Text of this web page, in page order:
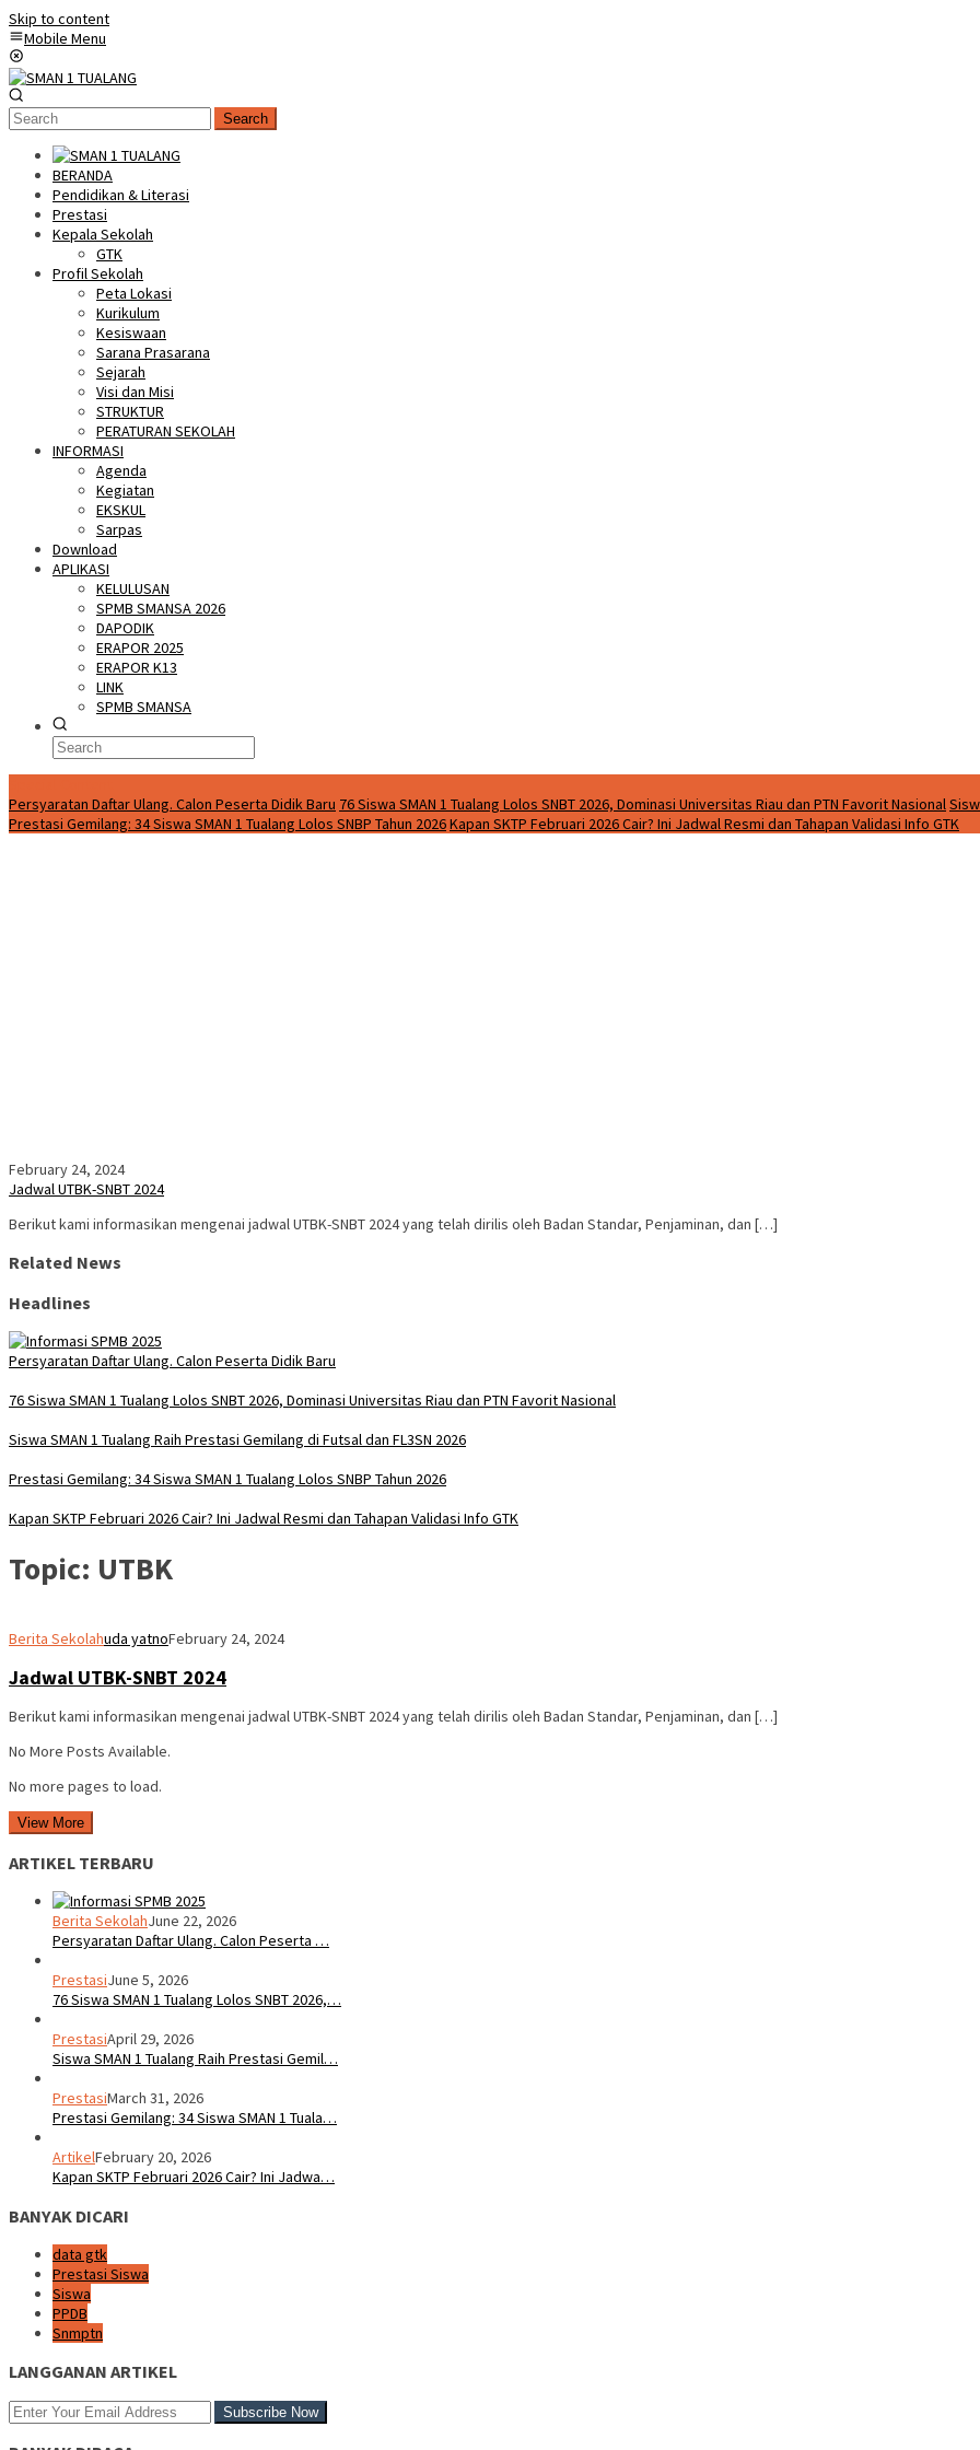
Skip to content
Mobile Menu
Search
BERANDA
Pendidikan & Literasi
Prestasi
Kepala Sekolah
GTK
Profil Sekolah
Peta Lokasi
Kurikulum
Kesiswaan
Sarana Prasarana
Sejarah
Visi dan Misi
STRUKTUR
PERATURAN SEKOLAH
INFORMASI
Agenda
Kegiatan
EKSKUL
Sarpas
Download
APLIKASI
KELULUSAN
SPMB SMANSA 2026
DAPODIK
ERAPOR 2025
ERAPOR K13
LINK
SPMB SMANSA
Persyaratan Daftar Ulang. Calon Peserta Didik Baru 76 Siswa SMAN 1 Tualang Lolos SNBT 2026, Dominasi Universitas Riau dan PTN Favorit Nasional
Prestasi Gemilang: 34 Siswa SMAN 1 Tualang Lolos SNBP Tahun 2026Kapan SKTP Februari 2026 Cair? Ini Jadwal Resmi dan Tahapan Validasi Info GTK
February 24, 2024
Jadwal UTBK-SNBT 2024
Berikut kami informasikan mengenai jadwal UTBK-SNBT 2024 yang telah dirilis oleh Badan Standar, Penjaminan, dan […]
Related News
Headlines
Persyaratan Daftar Ulang. Calon Peserta Didik Baru
76 Siswa SMAN 1 Tualang Lolos SNBT 2026, Dominasi Universitas Riau dan PTN Favorit Nasional
Siswa SMAN 1 Tualang Raih Prestasi Gemilang di Futsal dan FL3SN 2026
Prestasi Gemilang: 34 Siswa SMAN 1 Tualang Lolos SNBP Tahun 2026
Kapan SKTP Februari 2026 Cair? Ini Jadwal Resmi dan Tahapan Validasi Info GTK
Topic: UTBK
Berita Sekolahuda yatnoFebruary 24, 2024
Jadwal UTBK-SNBT 2024
Berikut kami informasikan mengenai jadwal UTBK-SNBT 2024 yang telah dirilis oleh Badan Standar, Penjaminan, dan […]
No More Posts Available.
No more pages to load.
View More
ARTIKEL TERBARU
Berita SekolahJune 22, 2026
Persyaratan Daftar Ulang. Calon Peserta …
PrestasiJune 5, 2026
76 Siswa SMAN 1 Tualang Lolos SNBT 2026,…
PrestasiApril 29, 2026
Siswa SMAN 1 Tualang Raih Prestasi Gemil…
PrestasiMarch 31, 2026
Prestasi Gemilang: 34 Siswa SMAN 1 Tuala…
ArtikelFebruary 20, 2026
Kapan SKTP Februari 2026 Cair? Ini Jadwa…
BANYAK DICARI
data gtk
Prestasi Siswa
Siswa
PPDB
Snmptn
LANGGANAN ARTIKEL